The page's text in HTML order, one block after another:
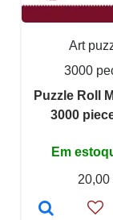
Art
3000
Puzzle Roll
3000
Em
20,00